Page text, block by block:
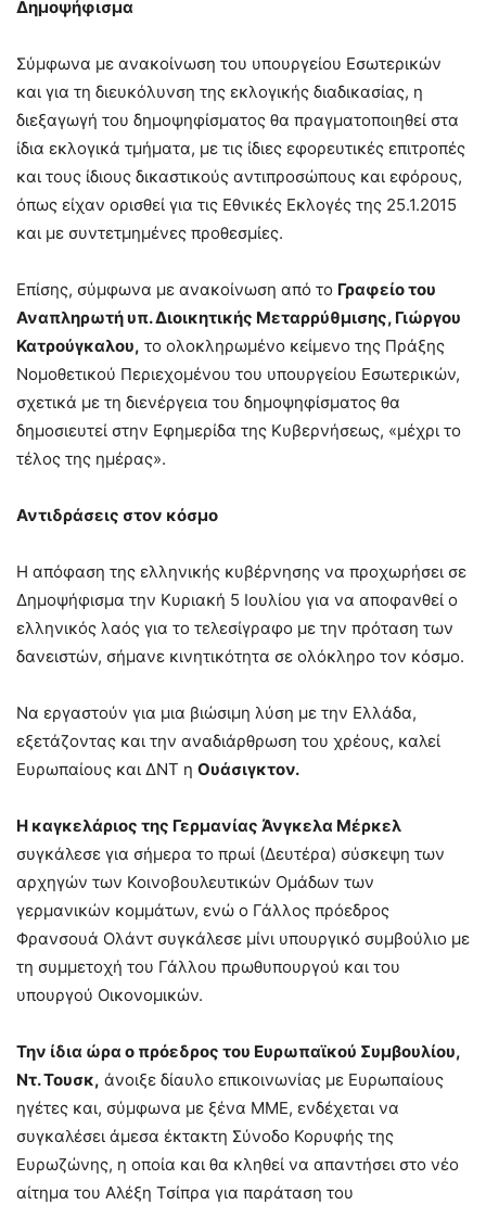
Δημοψήφισμα
Σύμφωνα με ανακοίνωση του υπουργείου Εσωτερικών
και για τη διευκόλυνση της εκλογικής διαδικασίας, η
διεξαγωγή του δημοψηφίσματος θα πραγματοποιηθεί στα
ίδια εκλογικά τμήματα, με τις ίδιες εφορευτικές επιτροπές
και τους ίδιους δικαστικούς αντιπροσώπους και εφόρους,
όπως είχαν ορισθεί για τις Εθνικές Εκλογές της 25.1.2015
και με συντετμημένες προθεσμίες.
Επίσης, σύμφωνα με ανακοίνωση από το Γραφείο του
Αναπληρωτή υπ. Διοικητικής Μεταρρύθμισης, Γιώργου
Κατρούγκαλου, το ολοκληρωμένο κείμενο της Πράξης
Νομοθετικού Περιεχομένου του υπουργείου Εσωτερικών,
σχετικά με τη διενέργεια του δημοψηφίσματος θα
δημοσιευτεί στην Εφημερίδα της Κυβερνήσεως, «μέχρι το
τέλος της ημέρας».
Αντιδράσεις στον κόσμο
Η απόφαση της ελληνικής κυβέρνησης να προχωρήσει σε
Δημοψήφισμα την Κυριακή 5 Ιουλίου για να αποφανθεί ο
ελληνικός λαός για το τελεσίγραφο με την πρόταση των
δανειστών, σήμανε κινητικότητα σε ολόκληρο τον κόσμο.
Να εργαστούν για μια βιώσιμη λύση με την Ελλάδα,
εξετάζοντας και την αναδιάρθρωση του χρέους, καλεί
Ευρωπαίους και ΔΝΤ η Ουάσιγκτον.
Η καγκελάριος της Γερμανίας Άνγκελα Μέρκελ
συγκάλεσε για σήμερα το πρωί (Δευτέρα) σύσκεψη των
αρχηγών των Κοινοβουλευτικών Ομάδων των
γερμανικών κομμάτων, ενώ ο Γάλλος πρόεδρος
Φρανσουά Ολάντ συγκάλεσε μίνι υπουργικό συμβούλιο με
τη συμμετοχή του Γάλλου πρωθυπουργού και του
υπουργού Οικονομικών.
Την ίδια ώρα ο πρόεδρος του Ευρωπαϊκού Συμβουλίου,
Ντ. Τουσκ, άνοιξε δίαυλο επικοινωνίας με Ευρωπαίους
ηγέτες και, σύμφωνα με ξένα ΜΜΕ, ενδέχεται να
συγκαλέσει άμεσα έκτακτη Σύνοδο Κορυφής της
Ευρωζώνης, η οποία και θα κληθεί να απαντήσει στο νέο
αίτημα του Αλέξη Τσίπρα για παράταση του